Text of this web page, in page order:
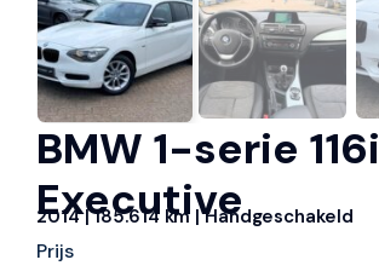
BMW 1-serie 116i
Executive
2014 | 185.614 km | Handgeschakeld
Prijs